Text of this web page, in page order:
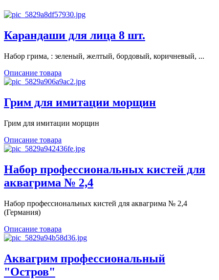
Карандаши для лица 8 шт.
Набор грима, : зеленый, желтый, бордовый, коричневый, ...
Описание товара
Грим для имитации морщин
Грим для имитации морщин
Описание товара
Набор профессиональных кистей для
аквагрима № 2,4
Набор профессиональных кистей для аквагрима № 2,4
(Германия)
Описание товара
Аквагрим профессиональный
"Остров"